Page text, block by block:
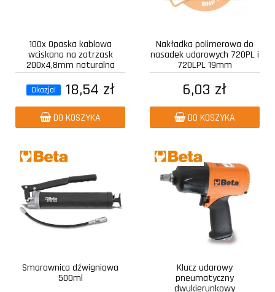
100x Opaska kablowa
wciskana na zatrzask
200x4,8mm naturalna
Okazja! 18,54 zł
DO KOSZYKA
Nakładka polimerowa do
nasadek udarowych 720PL i
720LPL 19mm
6,03 zł
DO KOSZYKA
Smarownica dźwigniowa
500ml
Klucz udarowy
pneumatyczny
dwukierunkowy